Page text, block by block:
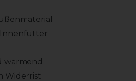
Innenfutter
wärmend
Widerrist